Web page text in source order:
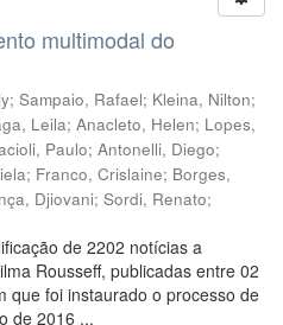
multimodal do
; Sampaio, Rafael; Kleina, Nilton;
Leila; Anacleto, Helen; Lopes,
Paulo; Antonelli, Diego;
; Franco, Crislaine; Borges,
Djiovani; Sordi, Renato;
de 2202 notícias a
Rousseff, publicadas entre 02
que foi instaurado o processo de
de 2016 ...